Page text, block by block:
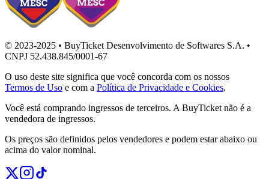
© 2023-2025 • BuyTicket Desenvolvimento de Softwares S.A. •
CNPJ 52.438.845/0001-67
O uso deste site significa que você concorda com os nossos
Termos de Uso e com a Política de Privacidade e Cookies.
Você está comprando ingressos de terceiros. A BuyTicket não é a
vendedora de ingressos.
Os preços são definidos pelos vendedores e podem estar abaixo ou
acima do valor nominal.